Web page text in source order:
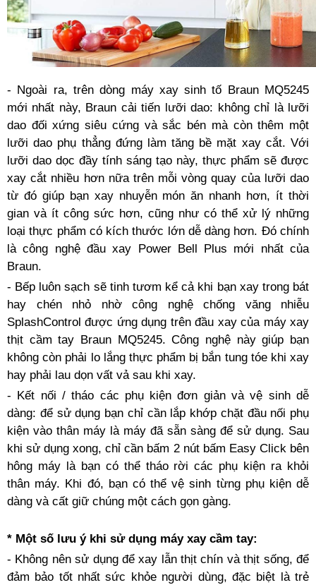
- Ngoài ra, trên dòng máy xay sinh tố Braun MQ5245
mới nhất này, Braun cải tiến lưỡi dao: không chỉ là lưỡi
dao đối xứng siêu cứng và sắc bén mà còn thêm một
lưỡi dao phụ thẳng đứng làm tăng bề mặt xay cắt. Với
lưỡi dao dọc đầy tính sáng tạo này, thực phẩm sẽ được
xay cắt nhiều hơn nữa trên mỗi vòng quay của lưỡi dao
từ đó giúp bạn xay nhuyễn món ăn nhanh hơn, ít thời
gian và ít công sức hơn, cũng như có thể xử lý những
loại thực phẩm có kích thước lớn dễ dàng hơn. Đó chính
là công nghệ đầu xay Power Bell Plus mới nhất của
Braun.
- Bếp luôn sạch sẽ tinh tươm kể cả khi bạn xay trong bát
hay chén nhỏ nhờ công nghệ chống văng nhiễu
SplashControl được ứng dụng trên đầu xay của máy xay
thịt cầm tay Braun MQ5245. Công nghệ này giúp bạn
không còn phải lo lắng thực phẩm bị bắn tung tóe khi xay
hay phải lau dọn vất vả sau khi xay.
- Kết nối / tháo các phụ kiện đơn giản và vệ sinh dễ
dàng: để sử dụng bạn chỉ cần lắp khớp chặt đầu nối phụ
kiện vào thân máy là máy đã sẵn sàng để sử dụng. Sau
khi sử dụng xong, chỉ cần bấm 2 nút bấm Easy Click bên
hông máy là bạn có thể tháo rời các phụ kiện ra khỏi
thân máy. Khi đó, bạn có thể vệ sinh từng phụ kiện dễ
dàng và cất giữ chúng một cách gọn gàng.
* Một số lưu ý khi sử dụng máy xay cầm tay:
- Không nên sử dụng để xay lẫn thịt chín và thịt sống, để
đảm bảo tốt nhất sức khỏe người dùng, đặc biệt là trẻ